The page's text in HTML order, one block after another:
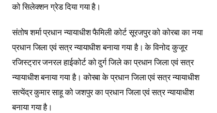
को सिलेक्शन ग्रेड दिया गया है।
संतोष शर्मा प्रधान न्यायाधीश फैमिली कोर्ट सूरजपुर को कोरबा का नया
प्रधान जिला एवं सत्र न्यायाधीश बनाया गया है। के विनोद कुजूर
रजिस्ट्रार जनरल हाईकोर्ट को दुर्ग जिले का प्रधान जिला एवं सत्र
न्यायाधीश बनाया गया है। कोरबा के प्रधान जिला एवं सत्र न्यायाधीश
सत्येंद्र कुमार साहू को जशपुर का प्रधान जिला एवं सत्र न्यायाधीश
बनाया गया है।